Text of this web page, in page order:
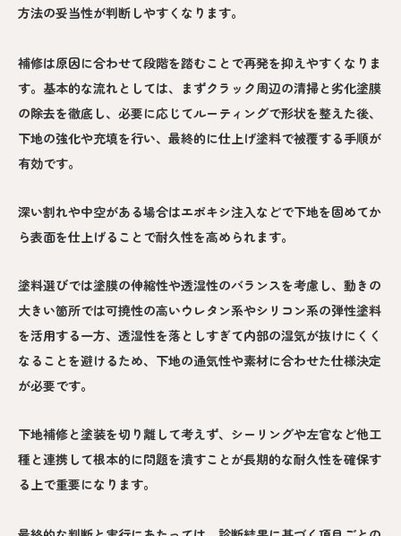
方法の妥当性が判断しやすくなります。
補修は原因に合わせて段階を踏むことで再発を抑えやすくなりま
す。基本的な流れとしては、まずクラック周辺の清掃と劣化塗膜
の除去を徹底し、必要に応じてルーティングで形状を整えた後、
下地の強化や充填を行い、最終的に仕上げ塗料で被覆する手順が
有効です。
深い割れや中空がある場合はエポキシ注入などで下地を固めてか
ら表面を仕上げることで耐久性を高められます。
塗料選びでは塗膜の伸縮性や透湿性のバランスを考慮し、動きの
大きい箇所では可撓性の高いウレタン系やシリコン系の弾性塗料
を活用する一方、透湿性を落としすぎて内部の湿気が抜けにくく
なることを避けるため、下地の通気性や素材に合わせた仕様決定
が必要です。
下地補修と塗装を切り離して考えず、シーリングや左官など他工
種と連携して根本的に問題を潰すことが長期的な耐久性を確保す
る上で重要になります。